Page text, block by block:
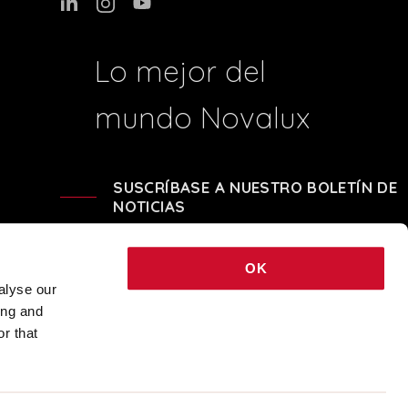
our
and
that
OK
Lo mejor del
mundo Novalux
SUSCRÍBASE A NUESTRO BOLETÍN DE
NOTICIAS
BO-239674 - CAPITALE SOCIALE i.v. € 248.040,00 © 2021 COPYRIGHT